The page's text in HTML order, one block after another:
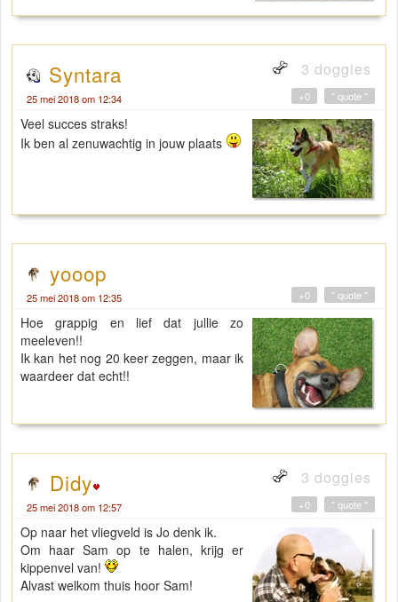
Syntara 3 doggies
25 mei 2018 om 12:34 " quote "
+0
Veel succes straks!
Ik ben al zenuwachtig in jouw plaats
yooop
25 mei 2018 om 12:35 " quote "
+0
Hoe grappig en lief dat jullie zo
meeleven!!
Ik kan het nog 20 keer zeggen, maar ik
waardeer dat echt!!
Didy 3 doggies
25 mei 2018 om 12:57 " quote "
+0
Op naar het vliegveld is Jo denk ik.
Om haar Sam op te halen, krijg er
kippenvel van!
Alvast welkom thuis hoor Sam!